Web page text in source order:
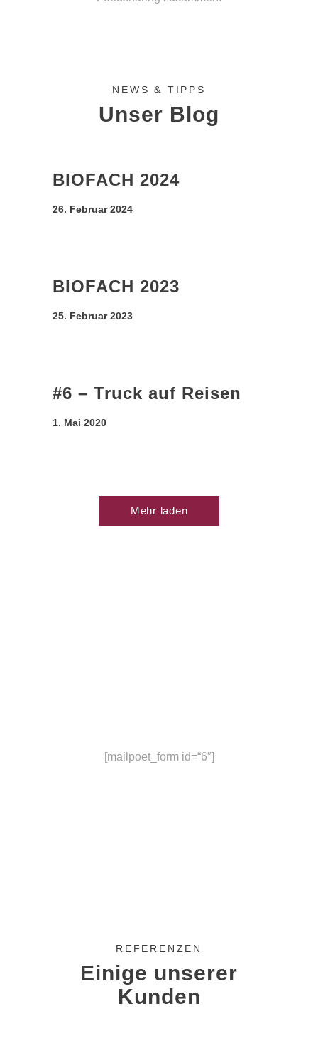
NEWS & TIPPS
Unser Blog
BIOFACH 2024
26. Februar 2024
BIOFACH 2023
25. Februar 2023
#6 – Truck auf Reisen
1. Mai 2020
Mehr laden
[mailpoet_form id=“6″]
REFERENZEN
Einige unserer
Kunden